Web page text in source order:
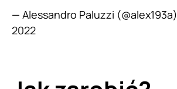
— Alessandro Paluzzi (@alex193a)
2022